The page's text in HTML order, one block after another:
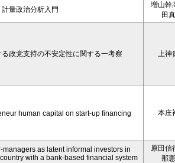
計量政治分析入門
増山幹
田
政党支持の不安定性に関する一考察 上神
human capital on start-up financing 本庄
as latent informal investors in
with a bank-based financial system
原田信
那